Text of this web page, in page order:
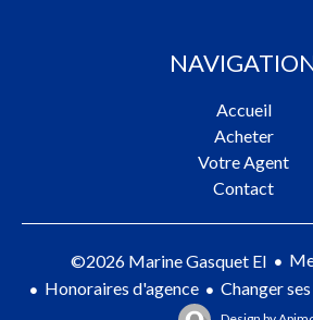
Accueil
Acheter
Votre Agent
Contact
©2026 Marine Gasquet EI
Honoraires d'agence
Changer